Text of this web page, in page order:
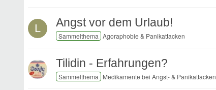
L Angst vor dem Urlaub!
Agoraphobie & Panikattacken
Tilidin - Erfahrungen?
Medikamente bei Angst- & Panikattacken